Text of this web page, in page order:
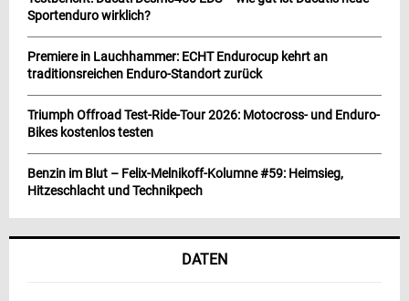
Sportenduro wirklich?
Premiere in Lauchhammer: ECHT Endurocup kehrt an
traditionsreichen Enduro-Standort zurück
Triumph Offroad Test-Ride-Tour 2026: Motocross- und Enduro-
Bikes kostenlos testen
Benzin im Blut – Felix-Melnikoff-Kolumne #59: Heimsieg,
Hitzeschlacht und Technikpech
DATEN